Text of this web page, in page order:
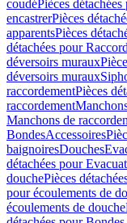
coudéPièces
encastrerPièces
apparentsPièces
détachées pour
déversoirs muraux
déversoirs muraux
raccordementPièces
raccordement
Manchons de
BondesAccessoires
baignoiresDouches
détachées pour
douchePièces
pour écoulements de
écoulements de douche